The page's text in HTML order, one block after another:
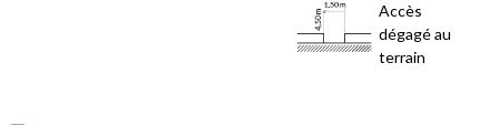
Accès
dégagé au
terrain